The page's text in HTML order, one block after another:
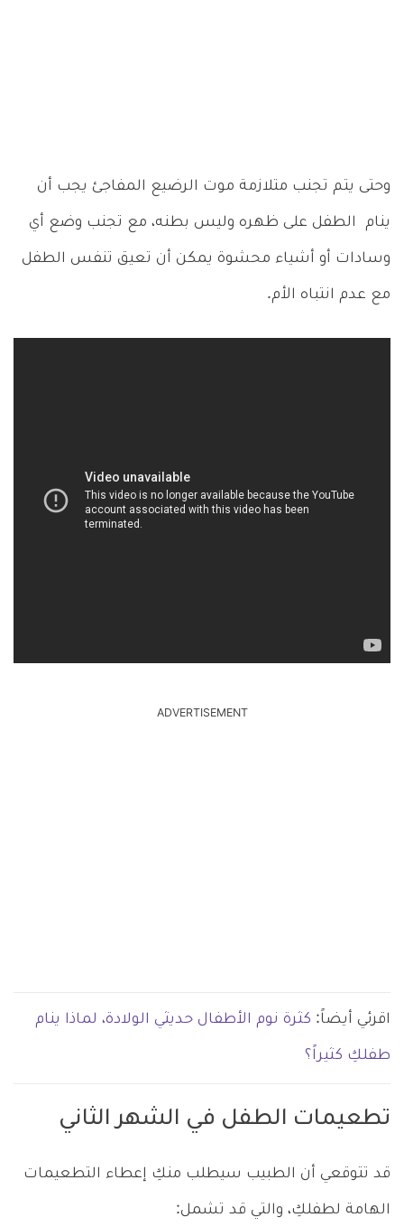
وحتى يتم تجنب متلازمة موت الرضيع المفاجئ يجب أن
ينام الطفل على ظهره وليس بطنه، مع تجنب وضع أي
وسادات أو أشياء محشوة يمكن أن تعيق تنفس الطفل
مع عدم انتباه الأم.
ADVERTISEMENT
اقرئي أيضاً: كثرة نوم الأطفال حديثي الولادة، لماذا ينام
طفلكِ كثيراً؟
تطعيمات الطفل في الشهر الثاني
قد تتوقعي أن الطبيب سيطلب منكِ إعطاء التطعيمات
الهامة لطفلكِ، والتي قد تشمل: